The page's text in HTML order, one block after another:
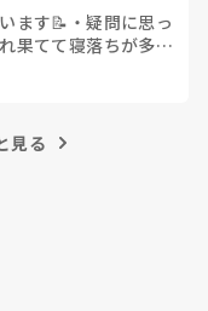
ます📝 ・疑問に思っ
果てて寝落ちが多い
見る